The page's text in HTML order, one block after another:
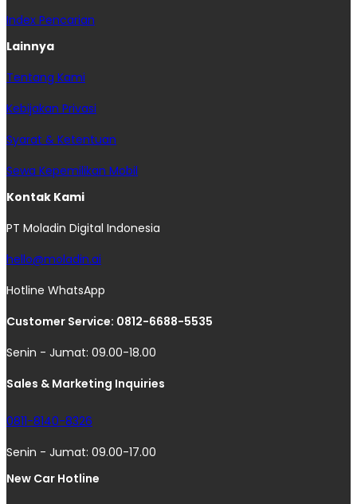
Index Pencarian
Lainnya
Tentang Kami
Kebijakan Privasi
Syarat & Ketentuan
Sewa Kepemilikan Mobil
Kontak Kami
PT Moladin Digital Indonesia
hello@moladin.ai
Hotline WhatsApp
Customer Service: 0812-6688-5535
Senin - Jumat: 09.00-18.00
Sales & Marketing Inquiries
0811-8140-8326
Senin - Jumat: 09.00-17.00
New Car Hotline